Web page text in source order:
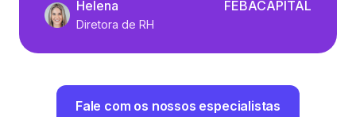
Helena
Diretora de RH
FEBACAPITAL
Fale com os nossos especialistas